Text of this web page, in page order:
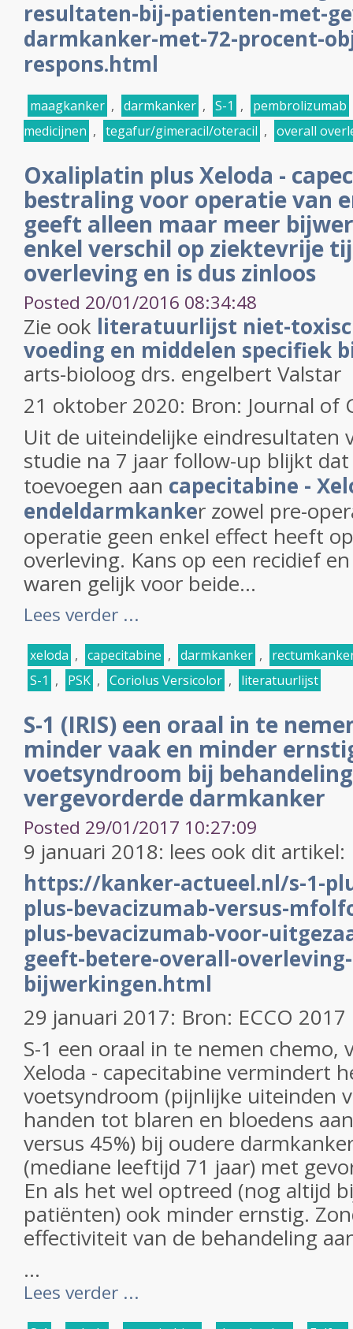
resultaten-bij-patienten-met-
darmkanker-met-72-procent-
respons.html
maagkanker , darmkanker , S-1 ,
pembrolizumab
medicijnen , tegafur/gimeracil/oteracil , overall
Oxaliplatin plus Xeloda -
bestraling voor operatie van
geeft alleen maar meer
enkel verschil op ziektevrije
overleving en is dus zinloos
Posted 20/01/2016 08:34:48
Zie ook literatuurlijst niet-
voeding en middelen specifiek
arts-bioloog drs. engelbert Valstar
21 oktober 2020: Bron: Journal of
Uit de uiteindelijke eindresultaten
studie na 7 jaar follow-up blijkt
toevoegen aan capecitabine -
endeldarmkanker zowel pre-
operatie geen enkel effect heeft
overleving. Kans op een recidief
waren gelijk voor beide...
Lees verder ...
xeloda , capecitabine , darmkanker ,
S-1 , PSK , Coriolus Versicolor , literatuurlijst
S-1 (IRIS) een oraal in te
minder vaak en minder
voetsyndroom bij
vergevorderde darmkanker
Posted 29/01/2017 10:27:09
9 januari 2018: lees ook dit artikel:
https://kanker-actueel.nl/s-1-
plus-bevacizumab-versus-
plus-bevacizumab-voor-
geeft-betere-overall-
bijwerkingen.html
29 januari 2017: Bron: ECCO 2017
S-1 een oraal in te nemen chemo,
Xeloda - capecitabine vermindert
voetsyndroom (pijnlijke uiteinden
handen tot blaren en bloedens
versus 45%) bij oudere
(mediane leeftijd 71 jaar) met
En als het wel optreed (nog altijd
patiënten) ook minder ernstig.
effectiviteit van de behandeling
...
Lees verder ...